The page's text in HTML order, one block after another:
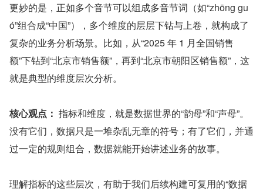
更妙的是，正如多个音节可以组成多音节词（如“zhōng gu
ó”组合成“中国”），多个维度的层层下钻与上卷，就构成了
复杂的业务分析场景。比如，从“2025 年 1 月全国销售
额”下钻到“北京市销售额”，再到“北京市朝阳区销售额”，这
就是典型的维度层次分析。
核心观点： 指标和维度，就是数据世界的“韵母”和“声母”。
没有它们，数据只是一堆杂乱无章的符号；有了它们，并通
过一定的规则组合，数据就能开始讲述业务的故事。
理解指标的这些层次，有助于我们后续构建可复用的“数据